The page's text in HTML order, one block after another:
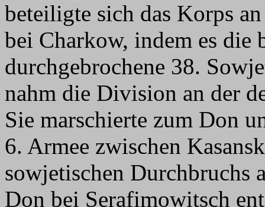
beteiligte sich das Korps
bei Charkow, indem es die
durchgebrochene 38.
nahm die Division an der
Sie marschierte zum Don
6. Armee zwischen
sowjetischen Durchbruchs
Don bei Serafimowitsch